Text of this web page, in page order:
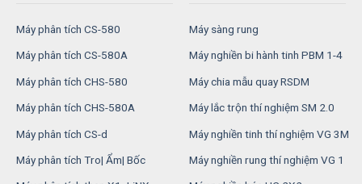
Máy phân tích CS-580
Máy phân tích CS-580A
Máy phân tích CHS-580
Máy phân tích CHS-580A
Máy phân tích CS-d
Máy phân tích Tro| Ẩm| Bốc
Máy sàng rung
Máy nghiền bi hành tinh PBM 1-4
Máy chia mẫu quay RSDM
Máy lắc trộn thí nghiệm SM 2.0
Máy nghiền tinh thí nghiệm VG 3M
Máy nghiền rung thí nghiệm VG 1